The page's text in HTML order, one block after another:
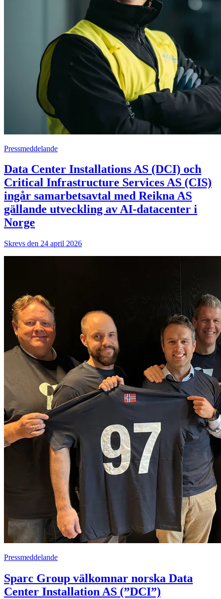
Pressmeddelande
Data Center Installations AS (DCI) och
Critical Infrastructure Services AS (CIS)
ingår samarbetsavtal med Reikna AS
gällande utveckling av AI-datacenter i
Norge
Skrevs den 24 april 2026
Pressmeddelande
Sparc Group välkomnar norska Data
Center Installation AS (”DCI”)